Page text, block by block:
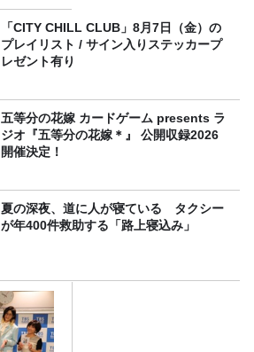
「CITY CHILL CLUB」8月7日（金）の
プレイリスト / サイン入りステッカープ
レゼント有り
五等分の花嫁 カードゲーム presents ラ
ジオ『五等分の花嫁＊』 公開収録2026
開催決定！
夏の深夜、道に人が寝ている タクシー
が年400件救助する「路上寝込み」